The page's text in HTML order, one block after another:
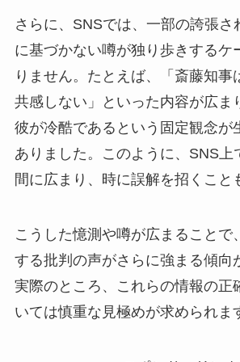
さらに、SNSでは、一部の誇張さ
に基づかない噂が独り歩きするケ
りません。たとえば、「斎藤知事
共感しない」といった内容が広ま
彼が冷酷であるという固定観念が
ありました。このように、SNS上
間に広まり、時に誤解を招くこと
こうした憶測や噂が広まることで
する批判の声がさらに強まる傾向
実際のところ、これらの情報の正
いては慎重な見極めが求められま